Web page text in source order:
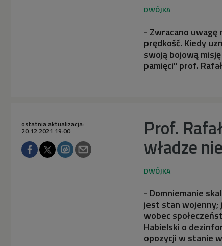
- Zwracano
prędkość. Kiedy
swoją bojową
pamięci" prof.
Prof.
władze
ostatnia aktualizacja:
20.12.2021 19:00
- Domniemanie
jest stan wojenny;
wobec
Habielski o
opozycji w stanie